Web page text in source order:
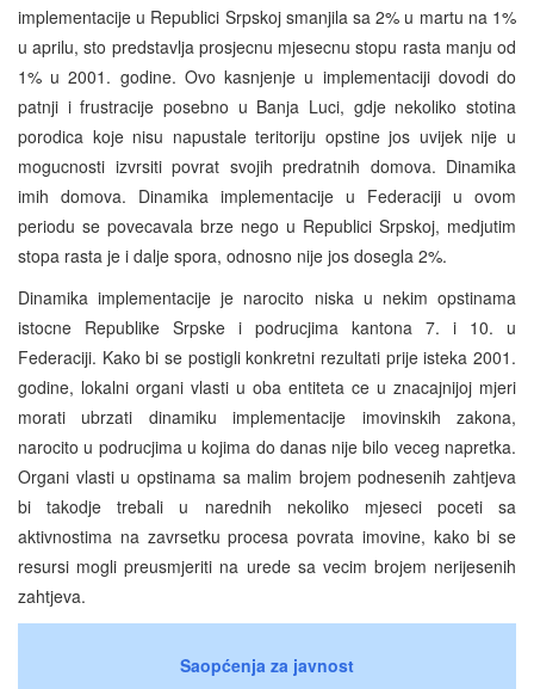
implementacije u Republici Srpskoj smanjila sa 2% u martu na 1%
u aprilu, sto predstavlja prosjecnu mjesecnu stopu rasta manju od
1% u 2001. godine. Ovo kasnjenje u implementaciji dovodi do
patnji i frustracije posebno u Banja Luci, gdje nekoliko stotina
porodica koje nisu napustale teritoriju opstine jos uvijek nije u
mogucnosti izvrsiti povrat svojih predratnih domova. Dinamika
imih domova. Dinamika implementacije u Federaciji u ovom
periodu se povecavala brze nego u Republici Srpskoj, medjutim
stopa rasta je i dalje spora, odnosno nije jos dosegla 2%.
Dinamika implementacije je narocito niska u nekim opstinama
istocne Republike Srpske i podrucjima kantona 7. i 10. u
Federaciji. Kako bi se postigli konkretni rezultati prije isteka 2001.
godine, lokalni organi vlasti u oba entiteta ce u znacajnijoj mjeri
morati ubrzati dinamiku implementacije imovinskih zakona,
narocito u podrucjima u kojima do danas nije bilo veceg napretka.
Organi vlasti u opstinama sa malim brojem podnesenih zahtjeva
bi takodje trebali u narednih nekoliko mjeseci poceti sa
aktivnostima na zavrsetku procesa povrata imovine, kako bi se
resursi mogli preusmjeriti na urede sa vecim brojem nerijesenih
zahtjeva.
Saopćenja za javnost